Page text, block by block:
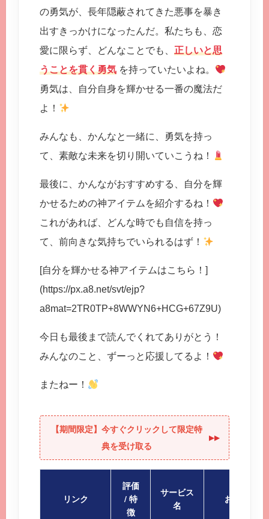
の勇気が、長年隠蔽されてきた悪事を暴き
出すきっかけになったんだ。私たちも、恋
愛に限らず、どんなことでも、 正しいと思
うことを貫く勇気 を持っていたいよね。
勇気は、自分自身を輝かせる一番の魔法だ
よ！
みんなも、かんなと一緒に、勇気を持っ
て、素敵な未来を切り開いていこうね！
最後に、かんながおすすめする、自分を輝
かせるための神アイテムを紹介するね！
これがあれば、どんな時でも自信を持っ
て、前向きな気持ちでいられるはず！
[自分を輝かせる神アイテムはこちら！]
(https://px.a8.net/svt/ejp?
a8mat=2TR0TP+8WWYN6+HCG+67Z9U)
今日も最後まで読んでくれてありがとう！
みんなのこと、ずーっと応援してるよ！
またねー！
【期間限定】今すぐクリックして限定特
典を受け取る
▶︎▶︎
リンク
評価
/ 特
徴
サービス
名
おすすめ